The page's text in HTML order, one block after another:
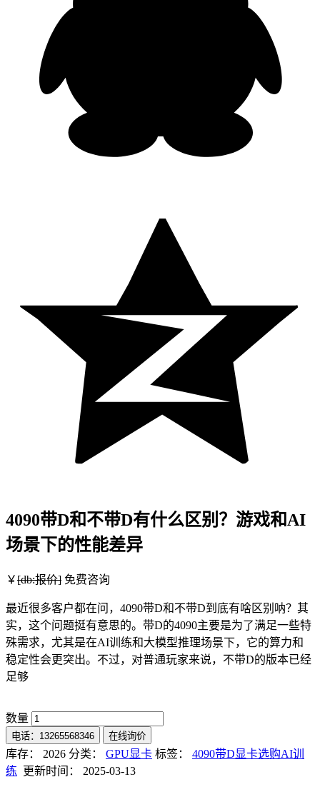
4090带D和不带D有什么区别？游戏和AI
场景下的性能差异
￥[db:报价] 免费咨询
最近很多客户都在问，4090带D和不带D到底有啥区别呐？其
实，这个问题挺有意思的。带D的4090主要是为了满足一些特
殊需求，尤其是在AI训练和大模型推理场景下，它的算力和
稳定性会更突出。不过，对普通玩家来说，不带D的版本已经
足够
数量
电话：13265568346 在线询价
库存： 2026 分类： GPU显卡 标签： 4090带D显卡选购AI训
练
更新时间： 2025-03-13